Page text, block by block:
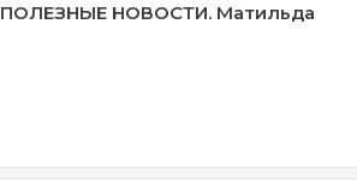
ПОЛЕЗНЫЕ НОВОСТИ. Матильда